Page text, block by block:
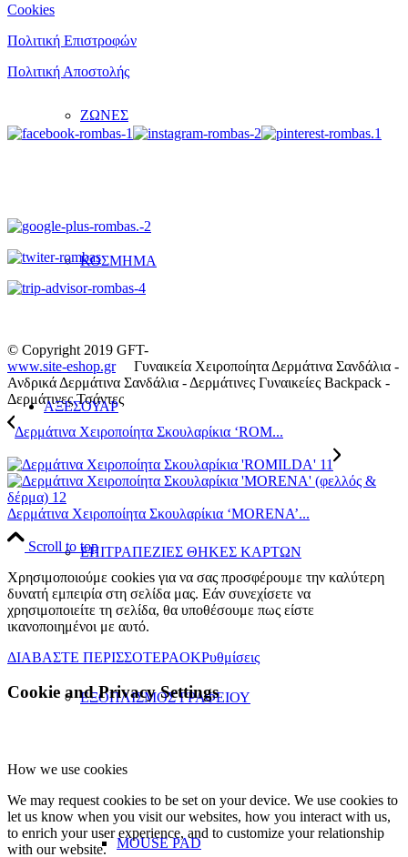
ΖΩΝΕΣ
ΚΟΣΜΗΜΑ
ΑΞΕΣΟΥΑΡ
ΕΠΙΤΡΑΠΕΖΙΕΣ ΘΗΚΕΣ ΚΑΡΤΩΝ
ΕΞΟΠΛΙΣΜΟΣ ΓΡΑΦΕΙΟΥ
MOUSE PAD
Cookies
Πολιτική Επιστροφών
Πολιτική Αποστολής
© Copyright 2019 GFT-
www.site-eshop.grΓυναικεία Χειροποίητα Δερμάτινα Σανδάλια -
Ανδρικά Δερμάτινα Σανδάλια - Δερμάτινες Γυναικείες Backpack -
Δερμάτινες Τσάντες
Δερμάτινα Χειροποίητα Σκουλαρίκια ‘ROM...
Δερμάτινα Χειροποίητα Σκουλαρίκια ‘MORENA’...
Scroll to top
Χρησιμοποιούμε cookies για να σας προσφέρουμε την καλύτερη
δυνατή εμπειρία στη σελίδα μας. Εάν συνεχίσετε να
χρησιμοποιείτε τη σελίδα, θα υποθέσουμε πως είστε
ικανοποιημένοι με αυτό.
ΔΙΑΒΑΣΤΕ ΠΕΡΙΣΣΟΤΕΡΑOKΡυθμίσεις
Cookie and Privacy Settings
How we use cookies
We may request cookies to be set on your device. We use cookies to
let us know when you visit our websites, how you interact with us,
to enrich your user experience, and to customize your relationship
with our website.